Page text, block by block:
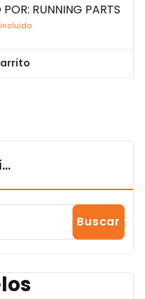
RUNNING PARTS
incluido
Buscar